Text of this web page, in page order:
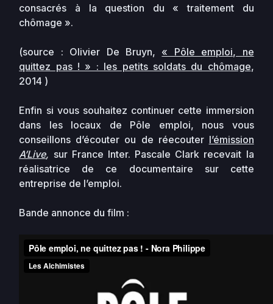
consacrés à la question du « traitement du
chômage ».
(source : Olivier De Bruyn, « Pôle emploi, ne
quittez pas ! » : les petits soldats du chômage,
2014 )
Enfin si vous souhaitez continuer cette immersion
dans les locaux de Pôle emploi, nous vous
conseillons d’écouter ou de réecouter l’émission
A’Live, sur France Inter. Pascale Clark recevait la
réalisatrice de ce documentaire sur cette
entreprise de l’emploi.
Bande annonce du film :